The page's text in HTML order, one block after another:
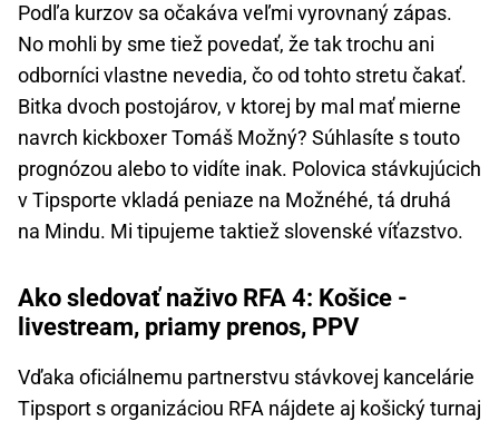
Podľa kurzov sa očakáva veľmi vyrovnaný zápas.
No mohli by sme tiež povedať, že tak trochu ani
odborníci vlastne nevedia, čo od tohto stretu čakať.
Bitka dvoch postojárov, v ktorej by mal mať mierne
navrch kickboxer Tomáš Možný? Súhlasíte s touto
prognózou alebo to vidíte inak. Polovica stávkujúcich
v Tipsporte vkladá peniaze na Možnéhé, tá druhá
na Mindu. Mi tipujeme taktiež slovenské víťazstvo.
Ako sledovať naživo RFA 4: Košice -
livestream, priamy prenos, PPV
Vďaka oficiálnemu partnerstvu stávkovej kancelárie
Tipsport s organizáciou RFA nájdete aj košický turnaj